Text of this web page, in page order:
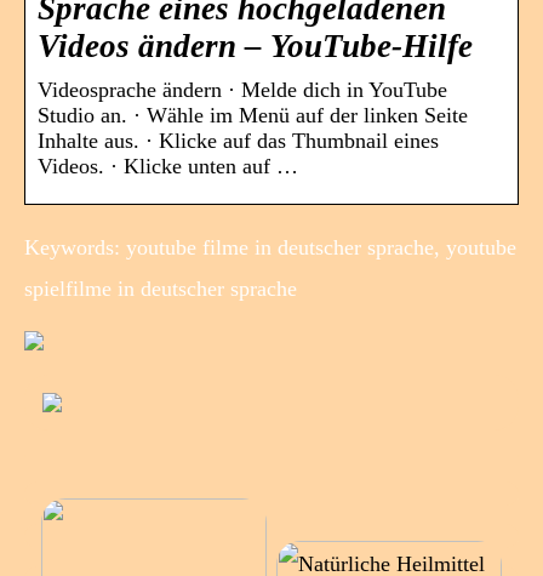
Sprache eines hochgeladenen
Videos ändern – YouTube-Hilfe
Videosprache ändern · Melde dich in YouTube
Studio an. · Wähle im Menü auf der linken Seite
Inhalte aus. · Klicke auf das Thumbnail eines
Videos. · Klicke unten auf …
Keywords: youtube filme in deutscher sprache, youtube
spielfilme in deutscher sprache